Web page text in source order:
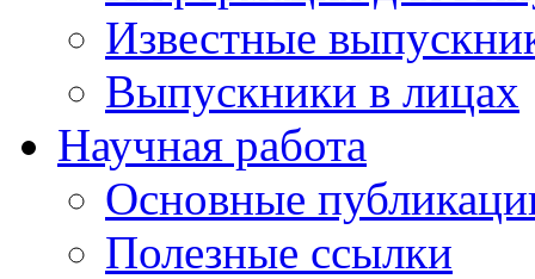
Известные
Выпускники в лицах
Научная работа
Основные
Полезные ссылки